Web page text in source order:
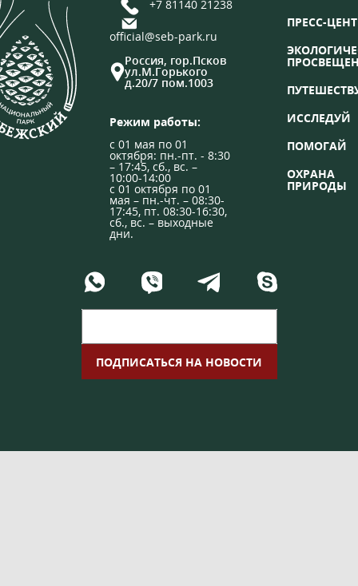
+7 81140 21238
official@seb-park.ru
Россия, гор.Псков
ул.М.Горького
д.20/7 пом.1003
Режим работы:
с 01 мая по 01
октября: пн.-пт. - 8:30
– 17:45, сб., вс. –
10:00-14:00
с 01 октября по 01
мая – пн.-чт. – 08:30-
17:45, пт. 08:30-16:30,
сб., вс. – выходные
дни.
ПРЕСС-
ИССЛЕДУЙ
ПОМОГАЙ
ОХРАНА
ПРИРОДЫ